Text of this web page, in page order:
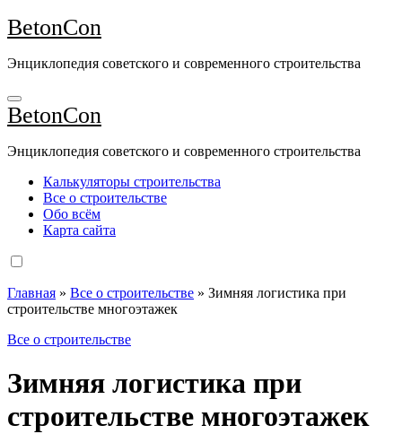
Перейти
к
BetonCon
Энциклопедия советского и современного строительства
BetonCon
Энциклопедия советского и современного строительства
Калькуляторы строительства
Все о строительстве
Обо всём
Карта сайта
Главная » Все о строительстве » Зимняя логистика при
строительстве многоэтажек
Все о строительстве
Зимняя логистика при
строительстве многоэтажек